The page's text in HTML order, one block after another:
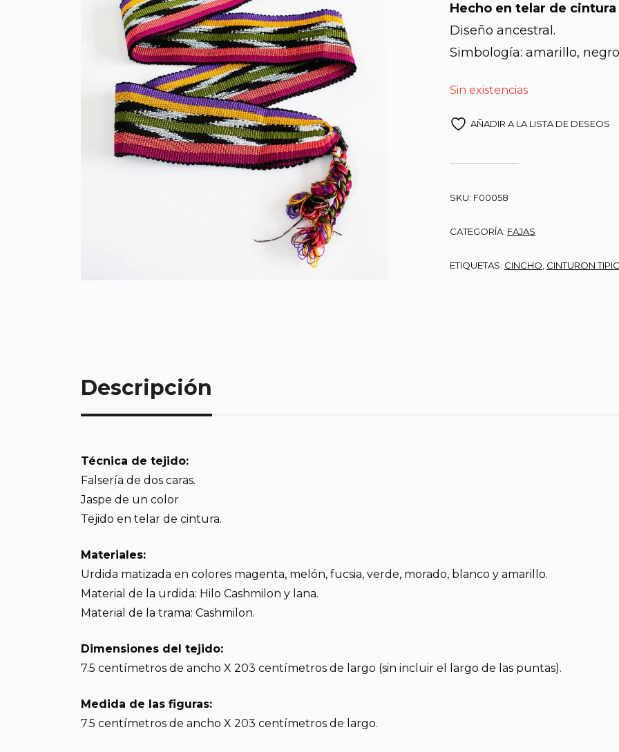
original
era:
Hecho en telar de cintura
Diseño ancestral.
Simbología: amarillo,
Sin existencias
AÑADIR A LA LISTA DE DESEOS
SKU: F00058
CATEGORÍA: FAJAS
ETIQUETAS: CINCHO CINTURON
Descripción
Técnica de tejido:
Falsería de dos caras.
Jaspe de un color
Tejido en telar de cintura.
Materiales:
Urdida matizada en colores magenta, melón, fucsia, verde, morado, blanco y amarillo.
Material de la urdida: Hilo Cashmilon y lana.
Material de la trama: Cashmilon.
Dimensiones del tejido:
7.5 centímetros de ancho X 203 centímetros de largo (sin incluir el largo de las puntas).
Medida de las figuras:
7.5 centímetros de ancho X 203 centímetros de largo.